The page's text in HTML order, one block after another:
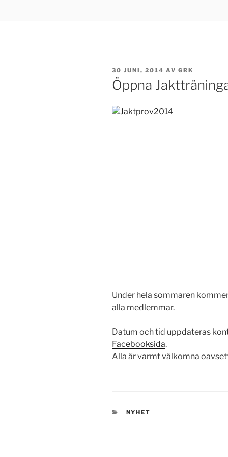
PUBLICERAT
30 JUNI, 2014 AV GRK
Öppna
Under hela sommaren
alla medlemmar.
Datum och tid uppdateras
Facebooksida.
Alla är varmt välkomna
KATEGORIER
NYHET